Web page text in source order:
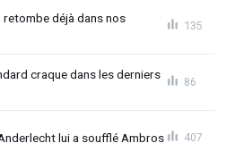
retombe déjà dans nos
135
craque dans les derniers
86
lui a soufflé Ambros 407